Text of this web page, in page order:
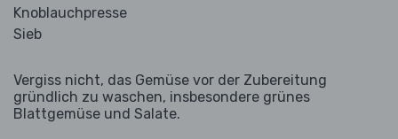
Knoblauchpresse
Sieb
Vergiss nicht, das Gemüse vor der Zubereitung
gründlich zu waschen, insbesondere grünes
Blattgemüse und Salate.